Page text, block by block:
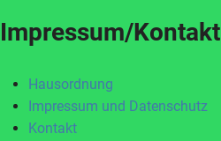
Impressum/Kontakt
Hausordnung
Impressum und Datenschutz
Kontakt